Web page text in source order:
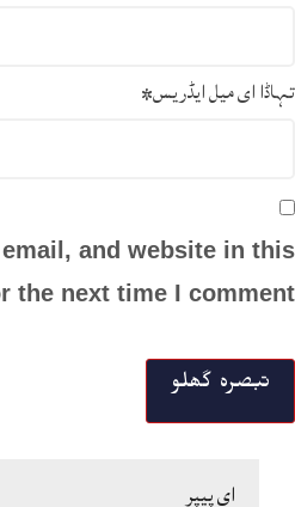
تہاڈا ای میل ایڈریس*
and website in this
the next time I comment.
ای پیپر